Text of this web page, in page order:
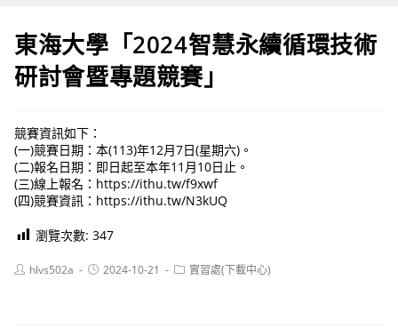
東海大學「2024智慧永續循環技術
研討會暨專題競賽」
競賽資訊如下：
(一)競賽日期：本(113)年12月7日(星期六)。
(二)報名日期：即日起至本年11月10日止。
(三)線上報名：https://ithu.tw/f9xwf
(四)競賽資訊：https://ithu.tw/N3kUQ
瀏覽次數: 347
Posthlvs502a
Post2024-10-21
Post實習處(下載中心)